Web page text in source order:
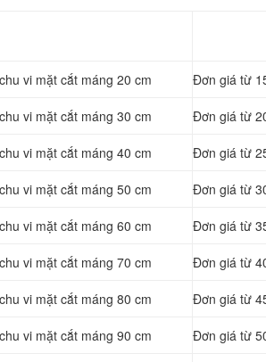
vi mặt cắt máng 20 cm Đơn giá từ
vi mặt cắt máng 30 cm Đơn giá từ
vi mặt cắt máng 40 cm Đơn giá từ
vi mặt cắt máng 50 cm Đơn giá từ
vi mặt cắt máng 60 cm Đơn giá từ
vi mặt cắt máng 70 cm Đơn giá từ
vi mặt cắt máng 80 cm Đơn giá từ
vi mặt cắt máng 90 cm Đơn giá từ